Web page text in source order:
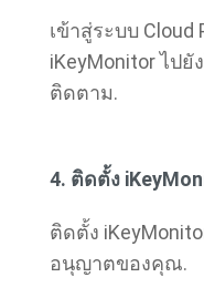
เข้าสู่ระบบ
iKeyMonitor ไป
ติดตาม.
4. ติดตั้ง
ติดตั้ง
อนุญาตของคุณ.